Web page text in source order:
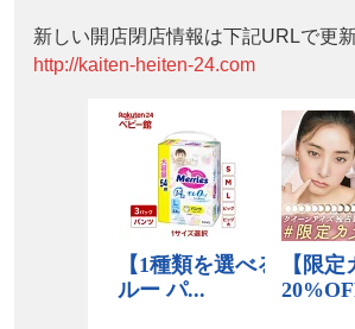
新しい開店閉店情報は下記URLで更新
http://kaiten-heiten-24.com